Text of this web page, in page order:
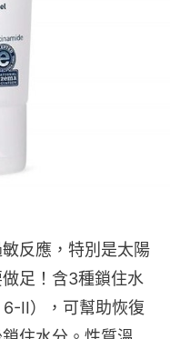
反應，特別是太陽
足！含3種鎖住水
II），可幫助恢復